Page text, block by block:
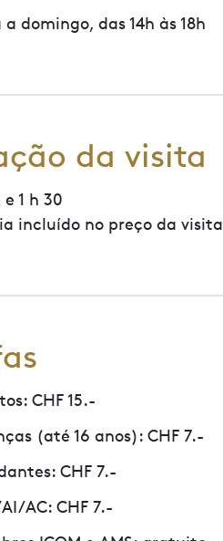
domingo, das 14h às 18h
da visita
1 h 30
incluído no preço da visita
CHF 15.-
(até 16 anos): CHF 7.-
CHF 7.-
AC: CHF 7.-